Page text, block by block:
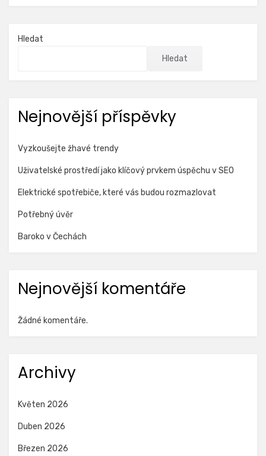
Hledat
Hledat
Nejnovější příspěvky
Vyzkoušejte žhavé trendy
Uživatelské prostředí jako klíčový prvkem úspěchu v SEO
Elektrické spotřebiče, které vás budou rozmazlovat
Potřebný úvěr
Baroko v Čechách
Nejnovější komentáře
Žádné komentáře.
Archivy
Květen 2026
Duben 2026
Březen 2026